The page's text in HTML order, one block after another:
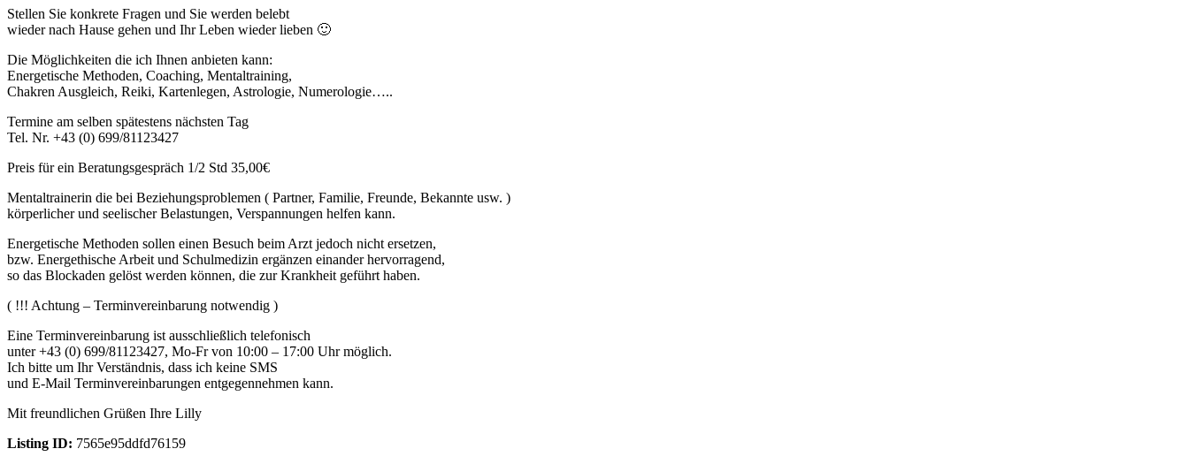
Stellen Sie konkrete Fragen und Sie werden belebt
wieder nach Hause gehen und Ihr Leben wieder lieben 🙂
Die Möglichkeiten die ich Ihnen anbieten kann:
Energetische Methoden, Coaching, Mentaltraining,
Chakren Ausgleich, Reiki, Kartenlegen, Astrologie, Numerologie…..
Termine am selben spätestens nächsten Tag
Tel. Nr. +43 (0) 699/81123427
Preis für ein Beratungsgespräch 1/2 Std 35,00€
Mentaltrainerin die bei Beziehungsproblemen ( Partner, Familie, Freunde, Bekannte usw. )
körperlicher und seelischer Belastungen, Verspannungen helfen kann.
Energetische Methoden sollen einen Besuch beim Arzt jedoch nicht ersetzen,
bzw. Energethische Arbeit und Schulmedizin ergänzen einander hervorragend,
so das Blockaden gelöst werden können, die zur Krankheit geführt haben.
( !!! Achtung – Terminvereinbarung notwendig )
Eine Terminvereinbarung ist ausschließlich telefonisch
unter +43 (0) 699/81123427, Mo-Fr von 10:00 – 17:00 Uhr möglich.
Ich bitte um Ihr Verständnis, dass ich keine SMS
und E-Mail Terminvereinbarungen entgegennehmen kann.
Mit freundlichen Grüßen Ihre Lilly
Listing ID: 7565e95ddfd76159